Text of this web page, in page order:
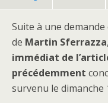
Suite à une
de Martin Sferrazza
immédiat de
précédemment
survenu le dimanche